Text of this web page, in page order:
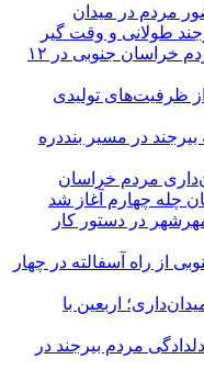
مردم در میدان
طولانی و وقت گیر
صدوپنجاه‌ونهمین اجتماع شبانه مردم خراسان جنوبی در ۱۲
از ظرفیت‌های تولیدی
در مسیر بنددره
مردم خراسان
چله چهارم آغاز شد
در دستور کار
جنوبی از راه آسفالته در چهار
شب میدان‌داری؛ اربعین با
مردم بیرجند در